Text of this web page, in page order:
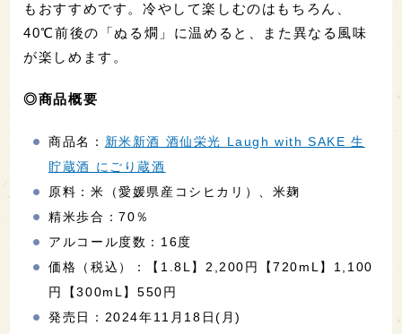
もおすすめです。冷やして楽しむのはもちろん、
40℃前後の「ぬる燗」に温めると、また異なる風味
が楽しめます。
◎商品概要
商品名： 新米新酒 酒仙栄光 Laugh with SAKE 生
貯蔵酒 にごり蔵酒
原料：米（愛媛県産コシヒカリ）、米麹
精米歩合：70％
アルコール度数：16度
価格（税込）：【1.8L】2,200円【720mL】1,100
円【300mL】550円
発売日：2024年11月18日(月)